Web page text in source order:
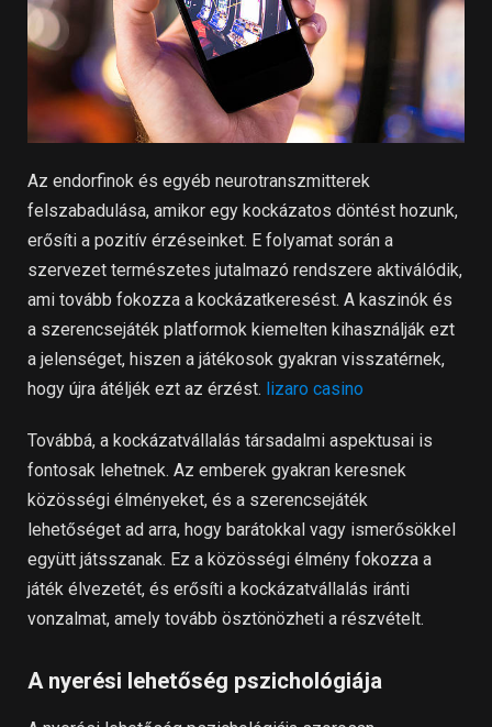
Az endorfinok és egyéb neurotranszmitterek
felszabadulása, amikor egy kockázatos döntést hozunk,
erősíti a pozitív érzéseinket. E folyamat során a
szervezet természetes jutalmazó rendszere aktiválódik,
ami tovább fokozza a kockázatkeresést. A kaszinók és
a szerencsejáték platformok kiemelten kihasználják ezt
a jelenséget, hiszen a játékosok gyakran visszatérnek,
hogy újra átéljék ezt az érzést. lizaro casino
Továbbá, a kockázatvállalás társadalmi aspektusai is
fontosak lehetnek. Az emberek gyakran keresnek
közösségi élményeket, és a szerencsejáték
lehetőséget ad arra, hogy barátokkal vagy ismerősökkel
együtt játsszanak. Ez a közösségi élmény fokozza a
játék élvezetét, és erősíti a kockázatvállalás iránti
vonzalmat, amely tovább ösztönözheti a részvételt.
A nyerési lehetőség pszichológiája